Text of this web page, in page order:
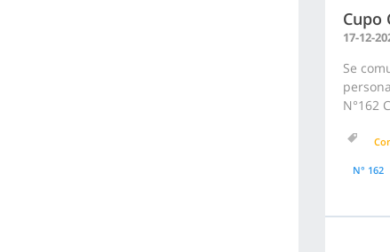
Cupo
17-12-
Se
N°162
N° 162